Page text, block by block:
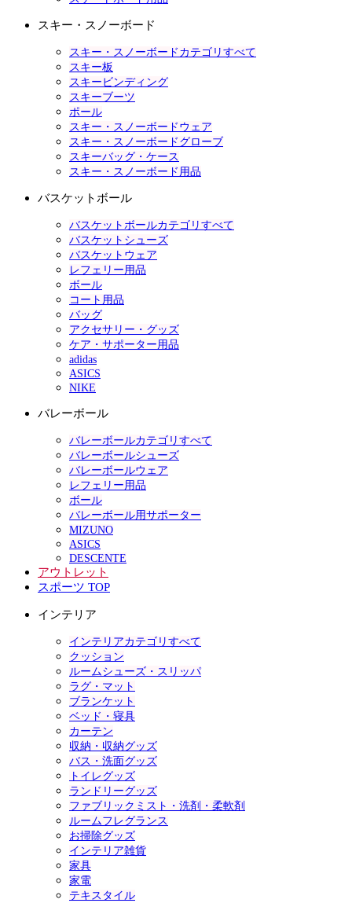
スキー・スノーボード
スキー・スノーボードカテゴリすべて
スキー板
スキービンディング
スキーブーツ
ポール
スキー・スノーボードウェア
スキー・スノーボードグローブ
スキーバッグ・ケース
スキー・スノーボード用品
バスケットボール
バスケットボールカテゴリすべて
バスケットシューズ
バスケットウェア
レフェリー用品
ボール
コート用品
バッグ
アクセサリー・グッズ
ケア・サポーター用品
adidas
ASICS
NIKE
バレーボール
バレーボールカテゴリすべて
バレーボールシューズ
バレーボールウェア
レフェリー用品
ボール
バレーボール用サポーター
MIZUNO
ASICS
DESCENTE
アウトレット
スポーツ TOP
インテリア
インテリアカテゴリすべて
クッション
ルームシューズ・スリッパ
ラグ・マット
ブランケット
ベッド・寝具
カーテン
収納・収納グッズ
バス・洗面グッズ
トイレグッズ
ランドリーグッズ
ファブリックミスト・洗剤・柔軟剤
ルームフレグランス
お掃除グッズ
インテリア雑貨
家具
家電
テキスタイル